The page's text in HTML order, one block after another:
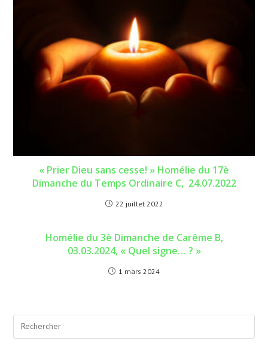
« Prier Dieu sans cesse! » Homélie du 17è
Dimanche du Temps Ordinaire C, 24.07.2022
22 juillet 2022
Homélie du 3è Dimanche de Carême B,
03.03.2024, « Quel signe… ? »
1 mars 2024